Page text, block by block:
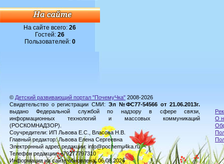
На сайте всего:26
Гостей:26
Пользователей: 0
© Детский развивающий портал "ПочемуЧка" 2008-2026
Свидетельство о регистрации СМИ: Эл №ФС77-54566 от 21.06.2013г.
выдано Федеральной службой по надзору в сфере связи,
информационных технологий и массовых коммуникаций
(РОСКОМНАДЗОР).
Соучредители: ИП Львова Е.С., Власова Н.В.
Главный редактор: Львова Елена Сергеевна
Электронный адрес редакции: info@pochemu4ka.ru
Телефон редакции: +79277797310
Информация на сайте обновлена: 06.08.2026
О